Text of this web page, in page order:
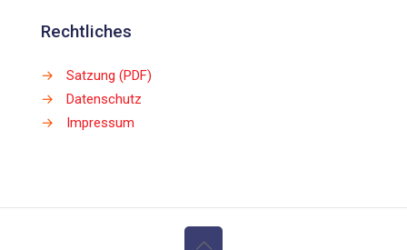
Rechtliches
→
Satzung (PDF)
→
Datenschutz
→
Impressum